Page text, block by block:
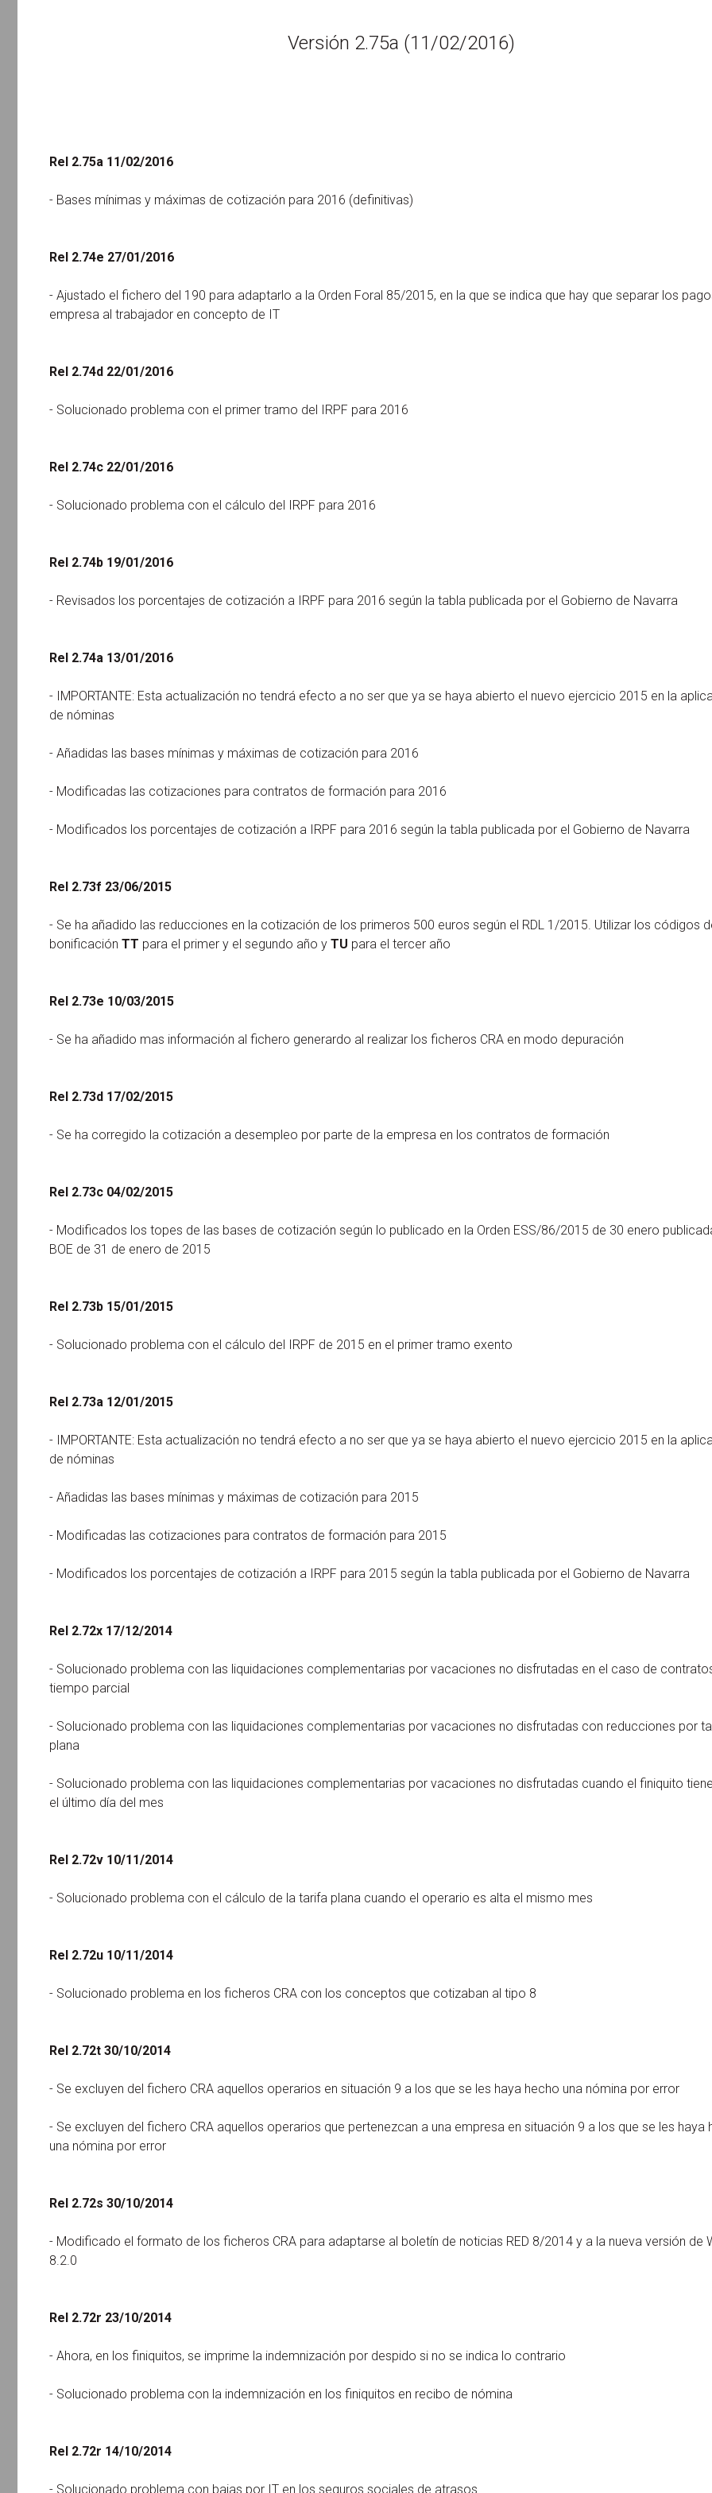
Versión 2.75a (11/02/2016)
Rel 2.75a 11/02/2016
- Bases mínimas y máximas de cotización para 2016 (definitivas)
Rel 2.74e 27/01/2016
- Ajustado el fichero del 190 para adaptarlo a la Orden Foral 85/2015, en la que se indica que hay que separar los
empresa al trabajador en concepto de IT
Rel 2.74d 22/01/2016
- Solucionado problema con el primer tramo del IRPF para 2016
Rel 2.74c 22/01/2016
- Solucionado problema con el cálculo del IRPF para 2016
Rel 2.74b 19/01/2016
- Revisados los porcentajes de cotización a IRPF para 2016 según la tabla publicada por el Gobierno de Navarra
Rel 2.74a 13/01/2016
- IMPORTANTE: Esta actualización no tendrá efecto a no ser que ya se haya abierto el nuevo ejercicio 2015 en la
de nóminas
- Añadidas las bases mínimas y máximas de cotización para 2016
- Modificadas las cotizaciones para contratos de formación para 2016
- Modificados los porcentajes de cotización a IRPF para 2016 según la tabla publicada por el Gobierno de Navarra
Rel 2.73f 23/06/2015
- Se ha añadido las reducciones en la cotización de los primeros 500 euros según el RDL 1/2015. Utilizar los códigos
bonificación TT para el primer y el segundo año y TU para el tercer año
Rel 2.73e 10/03/2015
- Se ha añadido mas información al fichero generardo al realizar los ficheros CRA en modo depuración
Rel 2.73d 17/02/2015
- Se ha corregido la cotización a desempleo por parte de la empresa en los contratos de formación
Rel 2.73c 04/02/2015
- Modificados los topes de las bases de cotización según lo publicado en la Orden ESS/86/2015 de 30 enero
BOE de 31 de enero de 2015
Rel 2.73b 15/01/2015
- Solucionado problema con el cálculo del IRPF de 2015 en el primer tramo exento
Rel 2.73a 12/01/2015
- IMPORTANTE: Esta actualización no tendrá efecto a no ser que ya se haya abierto el nuevo ejercicio 2015 en la
de nóminas
- Añadidas las bases mínimas y máximas de cotización para 2015
- Modificadas las cotizaciones para contratos de formación para 2015
- Modificados los porcentajes de cotización a IRPF para 2015 según la tabla publicada por el Gobierno de Navarra
Rel 2.72x 17/12/2014
- Solucionado problema con las liquidaciones complementarias por vacaciones no disfrutadas en el caso de
tiempo parcial
- Solucionado problema con las liquidaciones complementarias por vacaciones no disfrutadas con reducciones por
plana
- Solucionado problema con las liquidaciones complementarias por vacaciones no disfrutadas cuando el finiquito
el último día del mes
Rel 2.72v 10/11/2014
- Solucionado problema con el cálculo de la tarifa plana cuando el operario es alta el mismo mes
Rel 2.72u 10/11/2014
- Solucionado problema en los ficheros CRA con los conceptos que cotizaban al tipo 8
Rel 2.72t 30/10/2014
- Se excluyen del fichero CRA aquellos operarios en situación 9 a los que se les haya hecho una nómina por error
- Se excluyen del fichero CRA aquellos operarios que pertenezcan a una empresa en situación 9 a los que se les haya
una nómina por error
Rel 2.72s 30/10/2014
- Modificado el formato de los ficheros CRA para adaptarse al boletín de noticias RED 8/2014 y a la nueva versión de
8.2.0
Rel 2.72r 23/10/2014
- Ahora, en los finiquitos, se imprime la indemnización por despido si no se indica lo contrario
- Solucionado problema con la indemnización en los finiquitos en recibo de nómina
Rel 2.72r 14/10/2014
- Solucionado problema con bajas por IT en los seguros sociales de atrasos